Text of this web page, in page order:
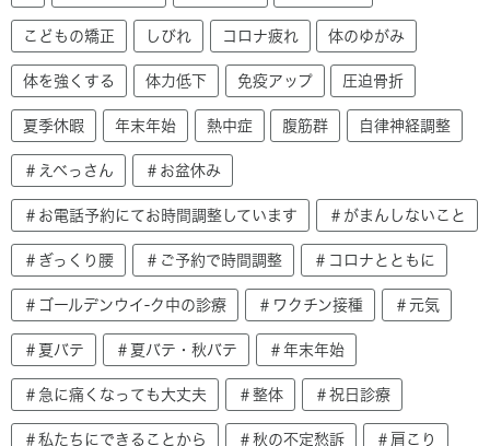
こどもの矯正 しびれ コロナ疲れ 体のゆがみ
体を強くする 体力低下 免疫アップ 圧迫骨折
夏季休暇 年末年始 熱中症 腹筋群 自律神経調整
＃えべっさん ＃お盆休み
＃お電話予約にてお時間調整しています ＃がまんしないこと
＃ぎっくり腰 ＃ご予約で時間調整 ＃コロナとともに
＃ゴールデンウイ-ク中の診療 ＃ワクチン接種 ＃元気
＃夏バテ ＃夏バテ・秋バテ ＃年末年始
＃急に痛くなっても大丈夫 ＃整体 ＃祝日診療
＃私たちにできることから ＃秋の不定愁訴 ＃肩こり